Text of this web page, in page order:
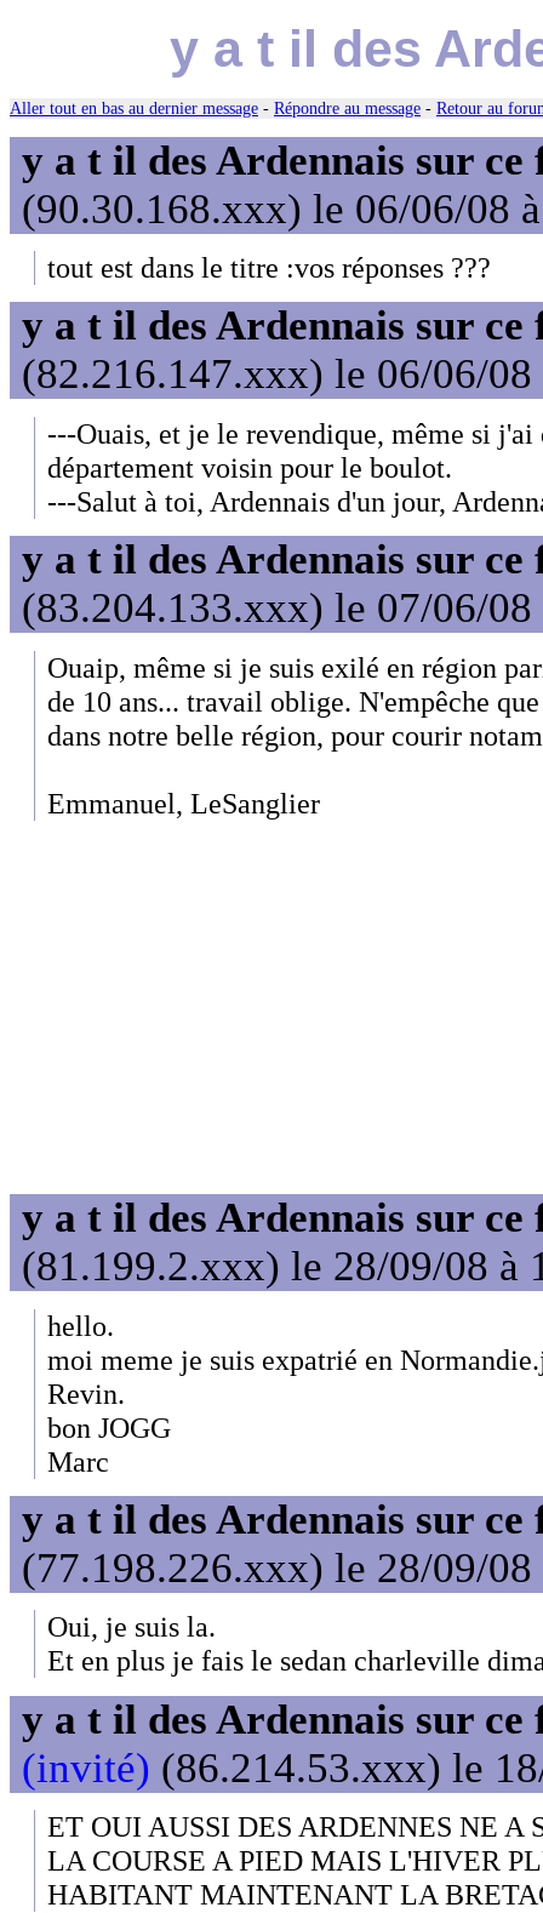
y a t il des
Aller tout en bas au dernier message - Répondre au message - Retour au
y a t il des Ardennais sur ce
(90.30.168.xxx) le 06/06/08
tout est dans le titre :vos réponses ???
y a t il des Ardennais sur ce
(82.216.147.xxx) le 06/06/08
---Ouais, et je le revendique, même si j'ai
département voisin pour le boulot.
---Salut à toi, Ardennais d'un jour,
y a t il des Ardennais sur ce
(83.204.133.xxx) le 07/06/08
Ouaip, même si je suis exilé en région
de 10 ans... travail oblige. N'empêche
dans notre belle région, pour courir
Emmanuel, LeSanglier
y a t il des Ardennais sur ce
(81.199.2.xxx) le 28/09/08 à
hello.
moi meme je suis expatrié en
Revin.
bon JOGG
Marc
y a t il des Ardennais sur ce
(77.198.226.xxx) le 28/09/08
Oui, je suis la.
Et en plus je fais le sedan charleville
y a t il des Ardennais sur ce
(invité) (86.214.53.xxx) le
ET OUI AUSSI DES ARDENNES NE A
LA COURSE A PIED MAIS L'HIVER
HABITANT MAINTENANT LA